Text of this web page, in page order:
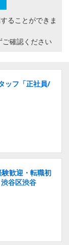
ることができま
ご確認ください
ッフ「正社員/
歓迎・転職初
谷区渋谷